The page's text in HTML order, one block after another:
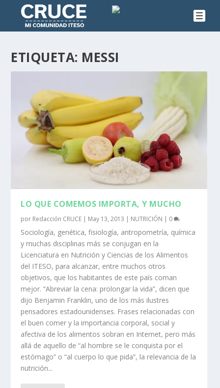
ETIQUETA: MESSI
LO QUE COMEMOS IMPORTA, Y MUCHO
por Redacción CRUCE | May 13, 2013 | NUTRICIÓN | 0
Sociología, genética, fisiología, antropometría, química
y muchas disciplinas más se conjugan en la
Licenciatura en Nutrición y Ciencias de los Alimentos
del ITESO, para alcanzar, entre muchos otros
objetivos, que los habitantes de este país coman
mejor. “Abreviar la cena: prolongar la vida”, dicen que
dijo Benjamin Franklin, uno de los más ilustres
pensadores estadounidenses. Frases relacionadas con
el buen comer y la importancia corporal, social y
afectiva de los alimentos sobran en Internet, pero más
allá de aquello de “al hombre se le conquista por el
estómago” o “al cuerpo lo que pida”, la relevancia de la
nutrición...